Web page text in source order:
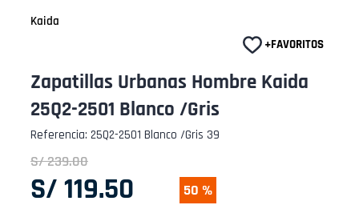
Kaida
Zapatillas Urbanas Hombre Kaida
25Q2-2501 Blanco /Gris
Referencia: 25Q2-2501 Blanco /Gris 39
S/239.00
S/ 119.50 50 %